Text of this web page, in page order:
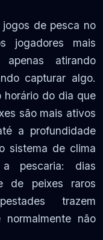
de pesca no
jogadores mais
atirando
capturar algo.
horário do dia que
são mais ativos
a profundidade
sistema de clima
a pescaria: dias
de peixes raros
trazem
não